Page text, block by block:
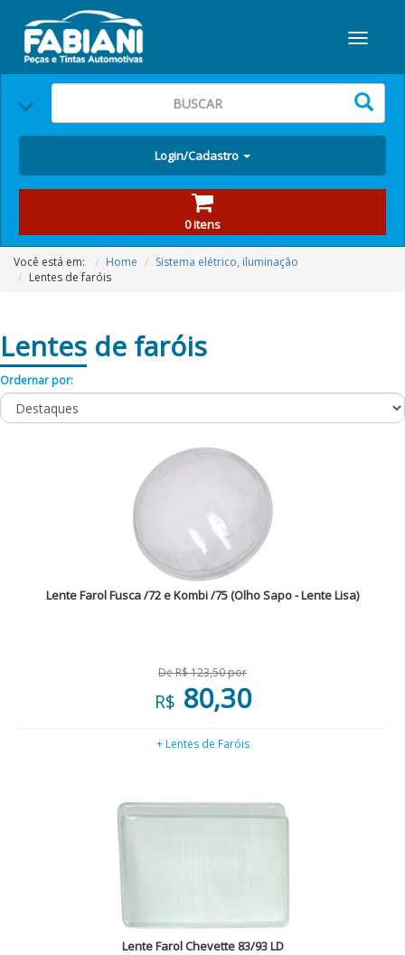
Login/Cadastro
0 itens
Você está em: Home
Sistema elétrico, iluminação
Lentes de faróis
Lentes de faróis
Ordernar por:
Lente Farol Fusca /72 e Kombi /75 (Olho Sapo - Lente Lisa)
De R$ 123,50 por
R$ 80,30
+ Lentes de Faróis
Lente Farol Chevette 83/93 LD